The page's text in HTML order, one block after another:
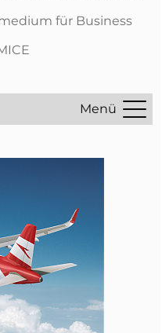
für Business
Menü